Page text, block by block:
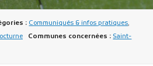
: Communiqués & infos pratiques,
Communes concernées : Saint-